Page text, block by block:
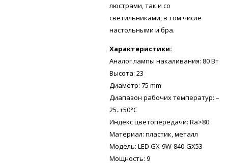
люстрами, так и со
светильниками, в том числе
настольными и бра.
Характеристики:
Аналог лампы накаливания: 80 Вт
Высота: 23
Диаметр: 75 mm
Диапазон рабочих температур: –
25..+50°C
Индекс цветопередачи: Ra>80
Материал: пластик, металл
Модель: LED GX-9W-840-GX53
Мощность: 9